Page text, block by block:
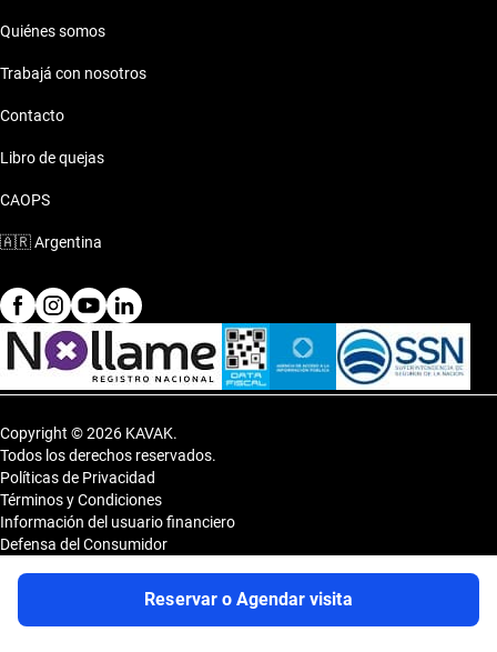
Reservar o Agendar visita
Quiénes somos
Trabajá con nosotros
Contacto
Libro de quejas
CAOPS
🇦🇷Argentina
Copyright © 2026 KAVAK.
Todos los derechos reservados.
Políticas de Privacidad
Términos y Condiciones
Información del usuario financiero
Defensa del Consumidor
Shopping DOT 3er Subsuelo- Vedia 3600, CP 1430, Capital Federal,